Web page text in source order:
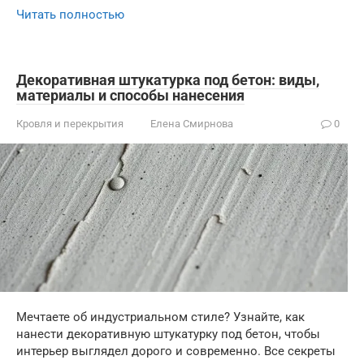
Читать полностью
Декоративная штукатурка под бетон: виды,
материалы и способы нанесения
Кровля и перекрытия Елена Смирнова 0
Мечтаете об индустриальном стиле? Узнайте, как
нанести декоративную штукатурку под бетон, чтобы
интерьер выглядел дорого и современно. Все секреты